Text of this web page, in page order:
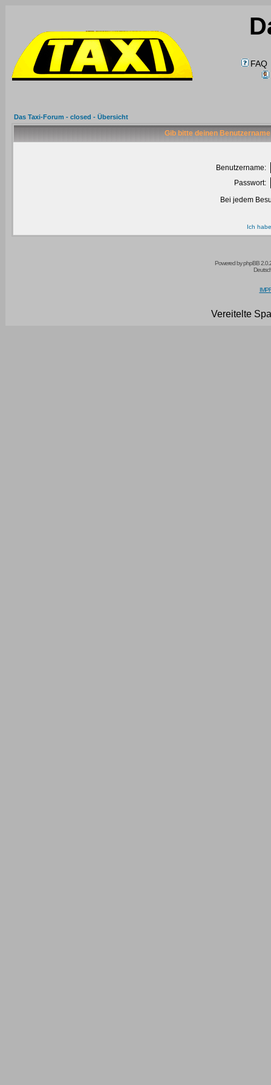
FAQ
Das Taxi-Forum - closed - Übersicht
Gib bitte deinen
Benutzername:
Passwort:
Bei jedem
Ich
Powered byphpBB
Vereitelte